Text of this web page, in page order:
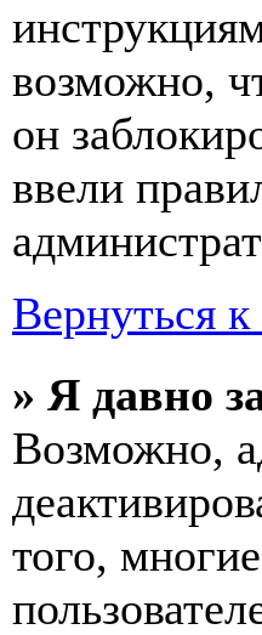
возможно,
он
ввели
Вернуться к
» Я давно
Возможно,
того,